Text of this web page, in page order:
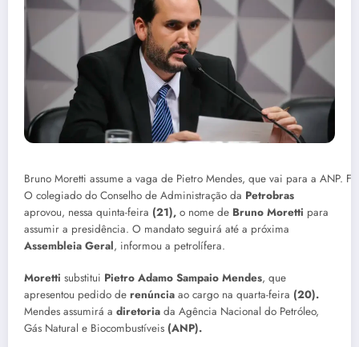
Bruno Moretti assume a vaga de Pietro Mendes, que vai para a ANP.
O colegiado do Conselho de Administração da Petrobras
aprovou, nessa quinta-feira (21), o nome de Bruno Moretti para
assumir a presidência. O mandato seguirá até a próxima
Assembleia Geral, informou a petrolífera.
Moretti substitui Pietro Adamo Sampaio Mendes, que
apresentou pedido de renúncia ao cargo na quarta-feira (20).
Mendes assumirá a diretoria da Agência Nacional do Petróleo,
Gás Natural e Biocombustíveis (ANP).